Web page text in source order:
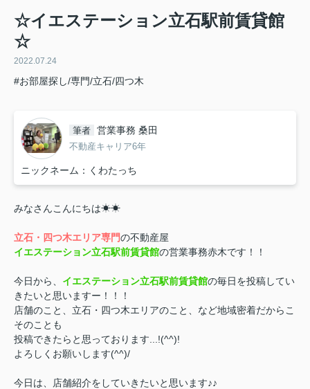
☆イエステーション立石駅前賃貸館
☆
2022.07.24
#お部屋探し/専門/立石/四つ木
筆者 営業事務 桑田
不動産キャリア6年
ニックネーム：くわたっち
みなさんこんにちは☀☀
立石・四つ木エリア専門の不動産屋
イエステーション立石駅前賃貸館の営業事務赤木です！！
今日から、 イエステーション立石駅前賃貸館の毎日を投稿してい
きたいと思いますー！！！
店舗のこと、立石・四つ木エリアのこと、など地域密着だからこ
そのことも
投稿できたらと思っております...!(^^)!
よろしくお願いします(^^)/
今日は、店舗紹介をしていきたいと思います♪♪